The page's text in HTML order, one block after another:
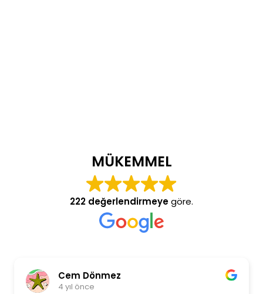
MÜKEMMEL
222 değerlendirmeyegöre.
Cem Dönmez
4 yıl önce